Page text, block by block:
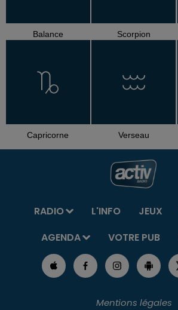
Balance Scorpion
Capricorne Verseau
RADIO L'INFO JEUX
AGENDA
VOTRE PUB
Mentions légales